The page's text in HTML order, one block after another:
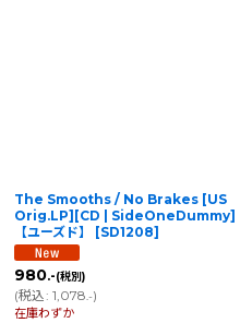
The Smooths / No Brakes [US
Orig.LP][CD | SideOneDummy]
【ユーズド】
[SD1208]
980.-(税別)
(税込: 1,078.-)
在庫わずか